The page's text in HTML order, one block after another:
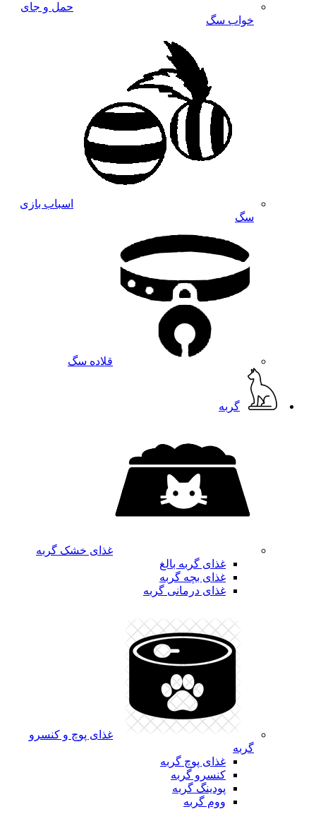
حمل و جای
خواب سگ
اسباب بازی
سگ
قلاده سگ
گربه
غذای خشک گربه
غذای گربه بالغ
غذای بچه گربه
غذای درمانی گربه
غذای پوچ و کنسرو
گربه
غذای پوچ گربه
کنسرو گربه
پودینگ گربه
ووم گربه